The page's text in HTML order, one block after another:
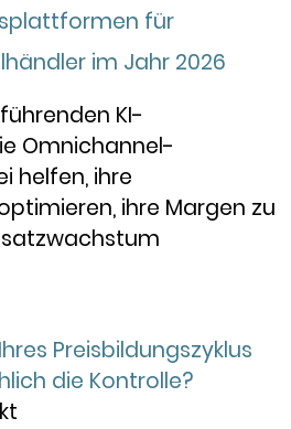
für
im Jahr 2026
KI-
Omnichannel-
helfen, ihre
ihre Margen zu